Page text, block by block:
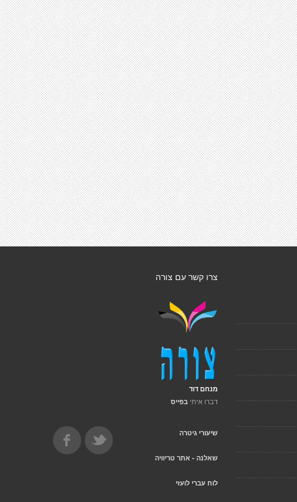
צרו קשר עם צורה
מנחם דוד
דברו איתי בפייס
שיעורי גיטרה
שאלנה - אתר טריוויה
לוח עברי לועזי